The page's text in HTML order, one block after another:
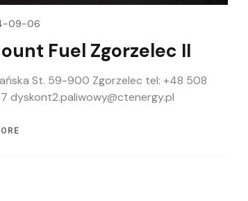
09-06
Fuel Zgorzelec II
St. 59-900 Zgorzelec tel: +48 508
dyskont2.paliwowy@ctenergy.pl